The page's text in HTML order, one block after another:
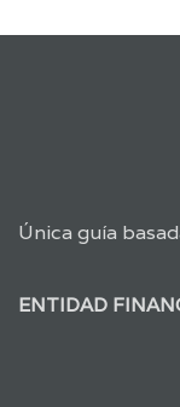
Única guía
ENTIDAD